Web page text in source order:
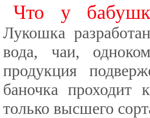
Что у
Лукошка
вода, чаи,
продукция
баночка проходит
только высшего